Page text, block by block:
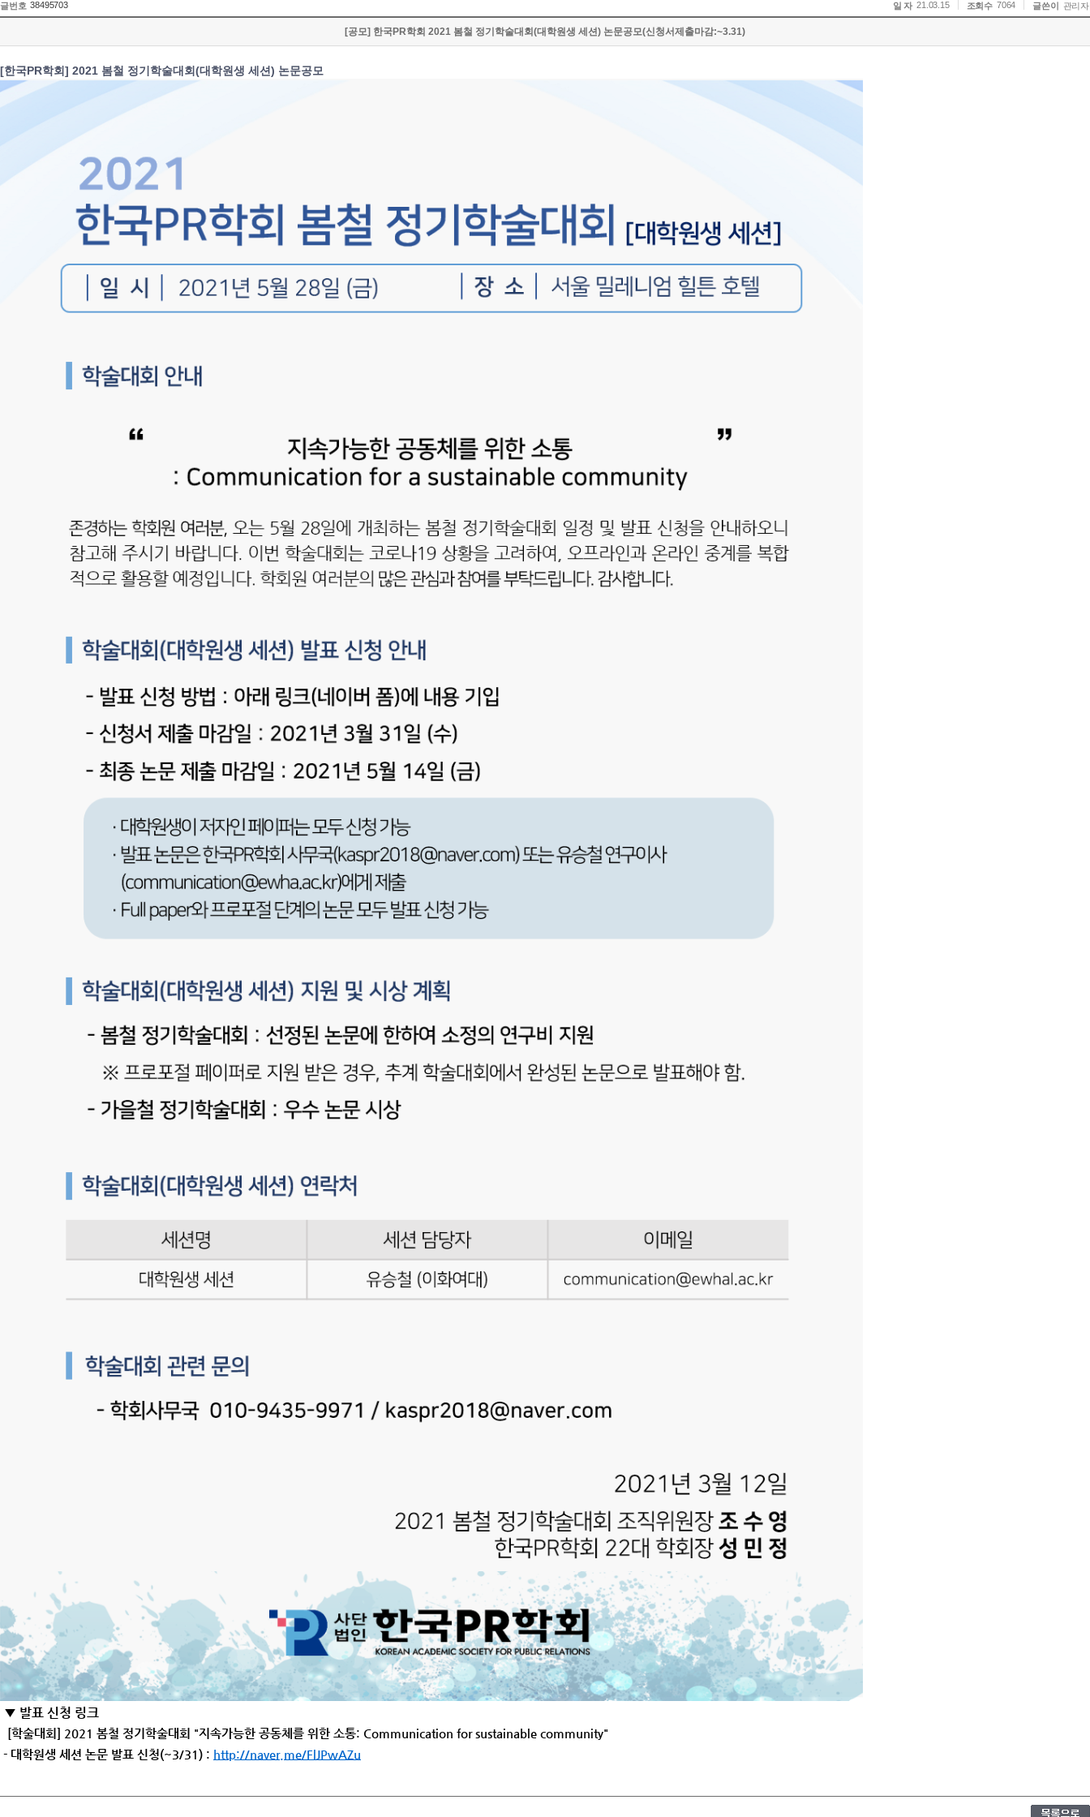
글번호 38495703 일 자 21.03.15 조회수 7064 글쓴이 관리자
[공모] 한국PR학회 2021 봄철 정기학술대회(대학원생 세션) 논문공모(신청서제출마감:~3.31)
[한국PR학회] 2021 봄철 정기학술대회(대학원생 세션) 논문공모
▼ 발표 신청 링크
[학술대회] 2021 봄철 정기학술대회 "지속가능한 공동체를 위한 소통: Communication for sustainable community"
- 대학원생 세션 논문 발표 신청(~3/31) : http://naver.me/FlJPwAZu